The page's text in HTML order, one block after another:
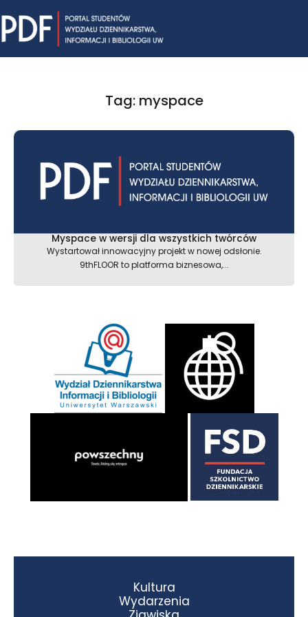
to
content
Tag: myspace
Myspace w wersji dla wszystkich twórców
Wystartował innowacyjny projekt w nowej odsłonie.
9thFLOOR to platforma biznesowa,...
Kultura
Wydarzenia